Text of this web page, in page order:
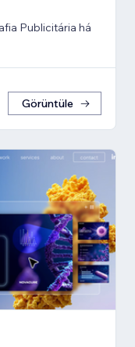
Publicitária há
Görüntüle